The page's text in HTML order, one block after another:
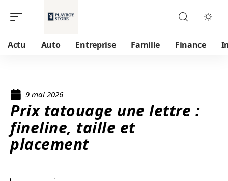
Actu Auto Entreprise Famille Finance
9 mai 2026
Prix tatouage une lettre :
fineline, taille et
placement